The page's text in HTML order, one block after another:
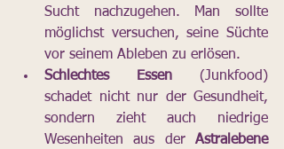
Sucht nachzugehen. Man sollte
möglichst versuchen, seine Süchte
vor seinem Ableben zu erlösen.
Schlechtes Essen (Junkfood)
schadet nicht nur der Gesundheit,
sondern zieht auch niedrige
Wesenheiten aus der
Astralebene